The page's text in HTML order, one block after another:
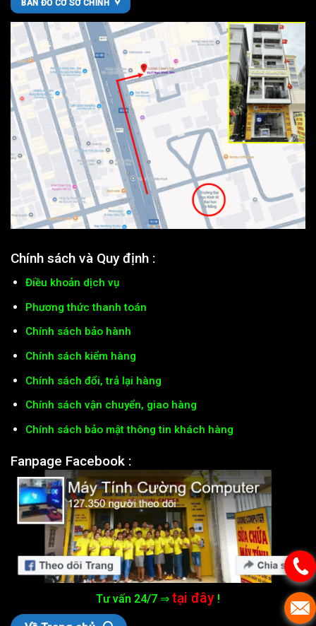
BẢN ĐỒ CƠ SỞ CHÍNH
Chính sách và Quy định :
Điều khoản dịch vụ
Phương thức thanh toán
Chính sách bảo hành
Chính sách kiểm hàng
Chính sách đổi, trả lại hàng
Chính sách vận chuyển, giao hàng
Chính sách bảo mật thông tin khách hàng
Fanpage Facebook :
Tư vấn 24/7 ⇒ tại đây !